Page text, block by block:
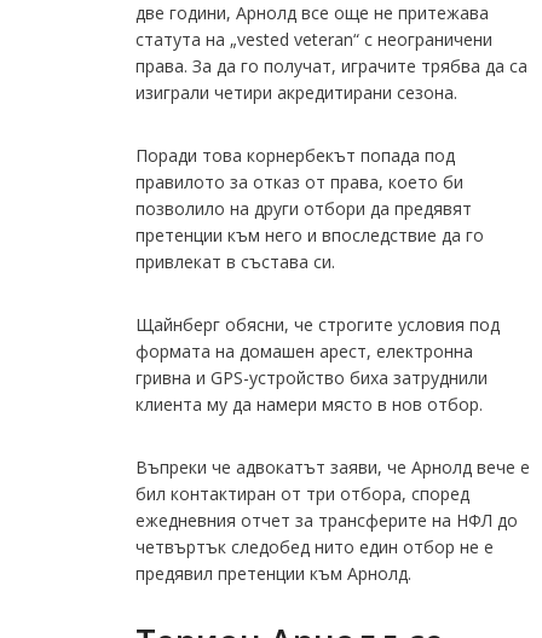
две години, Арнолд все още не притежава
статута на „vested veteran“ с неограничени
права. За да го получат, играчите трябва да са
изиграли четири акредитирани сезона.
Поради това корнербекът попада под
правилото за отказ от права, което би
позволило на други отбори да предявят
претенции към него и впоследствие да го
привлекат в състава си.
Щайнберг обясни, че строгите условия под
формата на домашен арест, електронна
гривна и GPS-устройство биха затруднили
клиента му да намери място в нов отбор.
Въпреки че адвокатът заяви, че Арнолд вече е
бил контактиран от три отбора, според
ежедневния отчет за трансферите на НФЛ до
четвъртък следобед нито един отбор не е
предявил претенции към Арнолд.